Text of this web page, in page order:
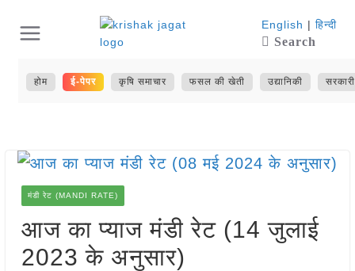
content
English | हिन्दी
Search
होम ई-पेपर कृषि समाचार फसल की खेती उद्यानिकी
मंडी रेट (MANDI RATE)
आज का प्याज मंडी रेट (14 जुलाई
2023 के अनुसार)